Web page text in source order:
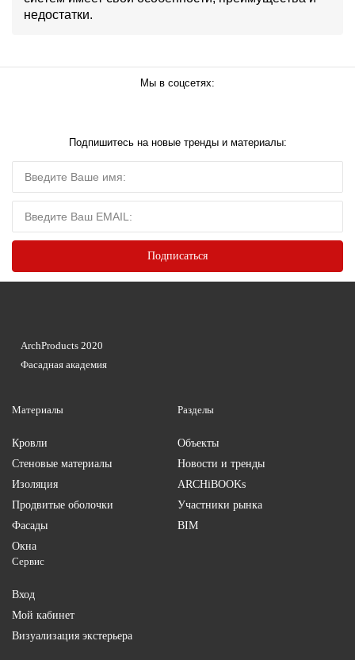
недостатки.
Мы в соцсетях:
Подпишитесь на новые тренды и материалы:
Материалы
Кровли
Стеновые материалы
Изоляция
Продвитые оболочки
Фасады
Окна
Разделы
Объекты
Новости и тренды
ARCHiBOOKs
Участники рынка
BIM
Сервис
Вход
Мой кабинет
Визуализация экстерьера
ArchProducts 2020
Фасадная академия